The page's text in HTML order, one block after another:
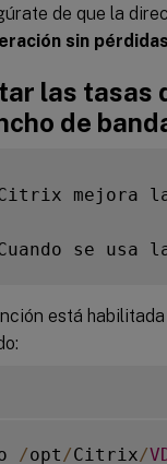
de que la
sin pérdidas
las tasas
de
mejora
se usa
está
/opt /Citrix/